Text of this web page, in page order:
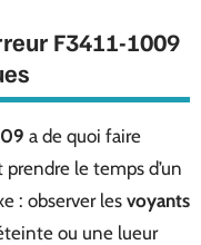
F3411-1009
a de quoi faire
le temps d’un
: observer lesvoyants
ou une lueur